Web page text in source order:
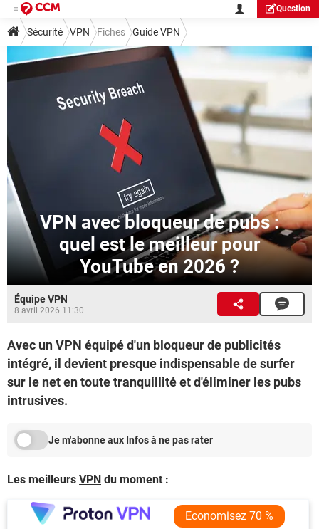
Question
Sécurité VPN Fiches Guide VPN
VPN avec bloqueur de pubs :
quel est le meilleur pour
YouTube en 2026 ?
Équipe VPN
8 avril 2026 11:30
Avec un VPN équipé d'un bloqueur de publicités
intégré, il devient presque indispensable de surfer
sur le net en toute tranquillité et d'éliminer les pubs
intrusives.
Je m'abonne aux Infos à ne pas rater
Les meilleurs VPN du moment :
Economisez 70 %